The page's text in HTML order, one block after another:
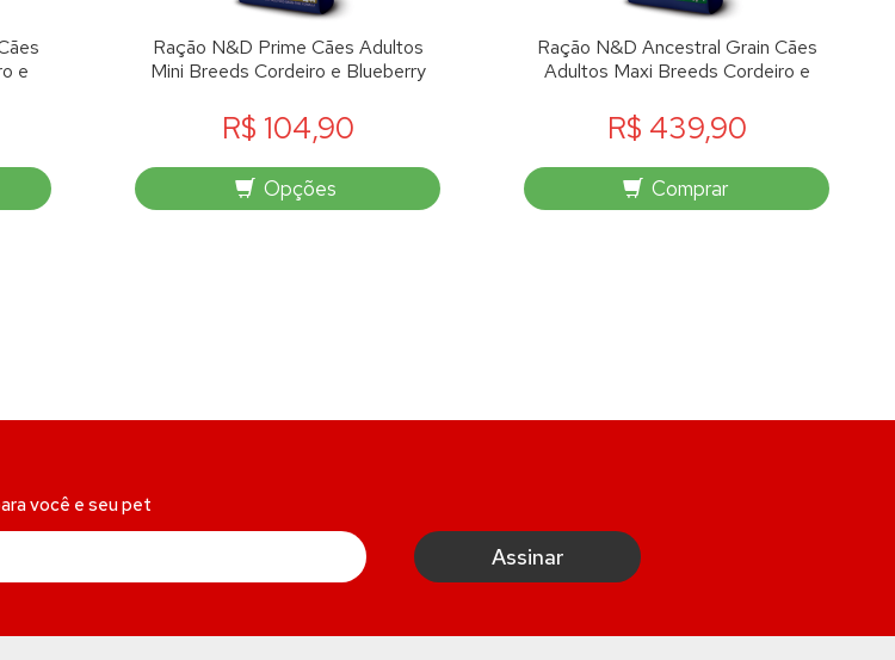
e
Ração N&D Prime Cães Adultos
Mini Breeds Cordeiro e Blueberry
R$ 104,90
Opções
Ração N&D Ancestral Grain Cães
Adultos Maxi Breeds Cordeiro e
R$ 439,90
Comprar
você e seu pet